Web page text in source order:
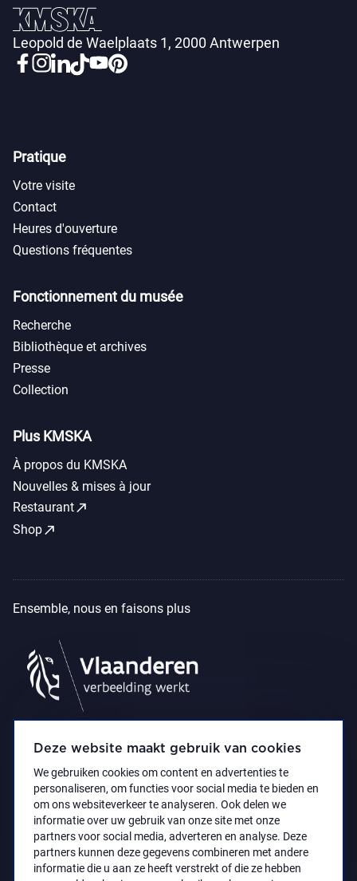
Deze website maakt gebruik van cookies
We gebruiken cookies om content en advertenties te
personaliseren, om functies voor social media te bieden en
om ons websiteverkeer te analyseren. Ook delen we
informatie over uw gebruik van onze site met onze
partners voor social media, adverteren en analyse. Deze
partners kunnen deze gegevens combineren met andere
informatie die u aan ze heeft verstrekt of die ze hebben
Leopold de Waelplaats 1, 2000 Antwerpen
Pratique
Votre visite
Contact
Heures d'ouverture
Questions fréquentes
Fonctionnement du musée
Recherche
Bibliothèque et archives
Presse
Collection
Plus KMSKA
À propos du KMSKA
Nouvelles & mises à jour
Restaurantcall_made
Shopcall_made
Ensemble, nous en faisons plus
Déclaration d’accessibilitéPrivacy policy